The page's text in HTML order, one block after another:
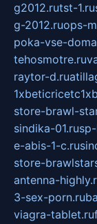
g2012.rutst-1.ru
g-2012.ruops-
poka-vse-
tehosmotre.ru
raytor-d.ru
store-brawl-
sindika-01.ru
e-abis-1-c.ru
store-
antenna-
3-sex-porn.ru
viagra-tablet.ru